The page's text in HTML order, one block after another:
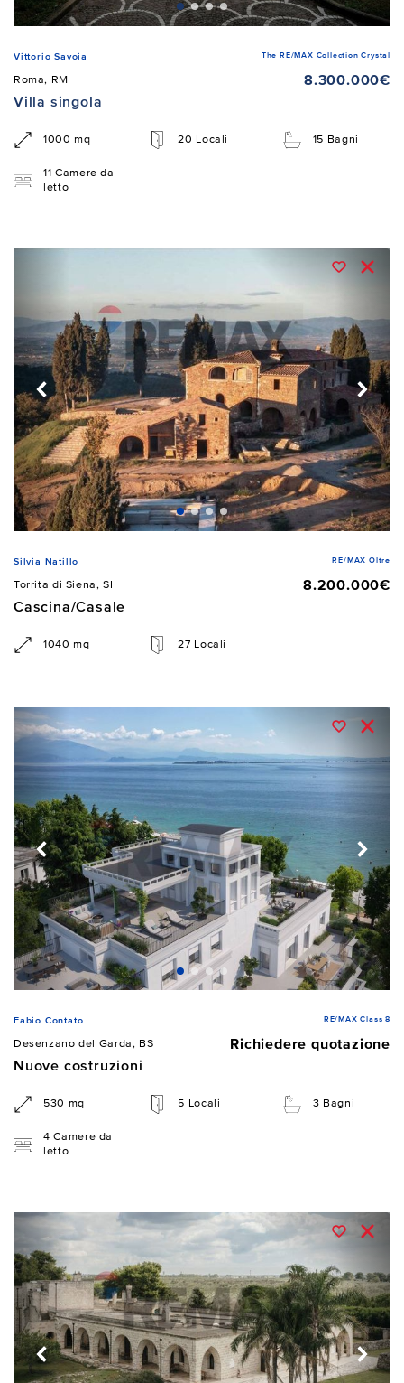
Vittorio Savoia The RE/MAX Collection Crystal
Roma, RM
8.300.000€
Villa singola
1000 mq 20 Locali 15 Bagni
11 Camere da
letto
Silvia Natillo RE/MAX Oltre
Torrita di Siena, SI
8.200.000€
Cascina/Casale
1040 mq 27 Locali
Fabio Contato RE/MAX Class 8
Desenzano del Garda, BS
Richiedere quotazione
Nuove costruzioni
530 mq 5 Locali 3 Bagni
4 Camere da
letto